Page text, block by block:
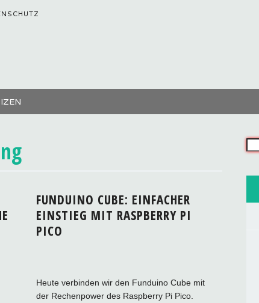
FUNDUINO CUBE: EINFACHER
EINSTIEG MIT RASPBERRY PI
PICO
Heute verbinden wir den Funduino Cube mit
der Rechenpower des Raspberry Pi Pico.